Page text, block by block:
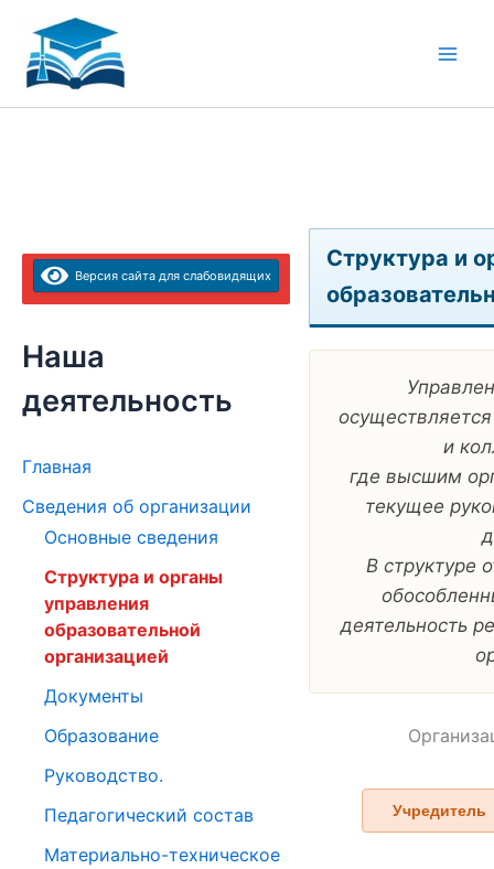
Перейти
содержимому
Версия сайта для слабовидящих
Наша
деятельность
Главная
Сведения об организации
Основные сведения
Структура и органы
управления
образовательной
организацией
Документы
Образование
Руководство.
Педагогический состав
Материально-техническое
Структура и
и
где высшим
текущее
В структуре
деятельность
Учредитель